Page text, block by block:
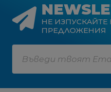
НЕ ИЗПУСКАЙТЕ
ПРЕДЛОЖЕНИЯ